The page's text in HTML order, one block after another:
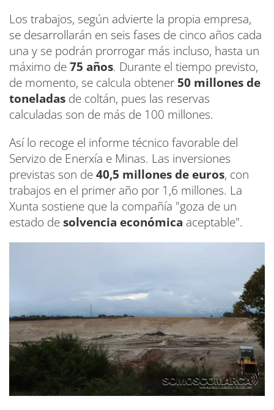
Los trabajos, según advierte la propia empresa,
se desarrollarán en seis fases de cinco años cada
una y se podrán prorrogar más incluso, hasta un
máximo de75 años. Durante el tiempo previsto,
de momento, se calcula obtener 50 millones de
toneladas de coltán, pues las reservas
calculadas son de más de 100 millones.
Así lo recoge el informe técnico favorable del
Servizo de Enerxía e Minas. Las inversiones
previstas son de40,5 millones de euros, con
trabajos en el primer año por 1,6 millones. La
Xunta sostiene que la compañía "goza de un
estado desolvencia económica aceptable".